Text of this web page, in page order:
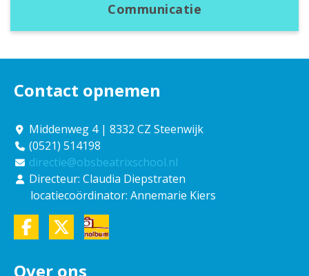
Communicatie
Contact opnemen
Middenweg 4 | 8332 CZ Steenwijk
(0521) 514198
directie@obsbeatrixschool.nl
Directeur: Claudia Diepstraten
locatiecoördinator: Annemarie Kiers
Over ons